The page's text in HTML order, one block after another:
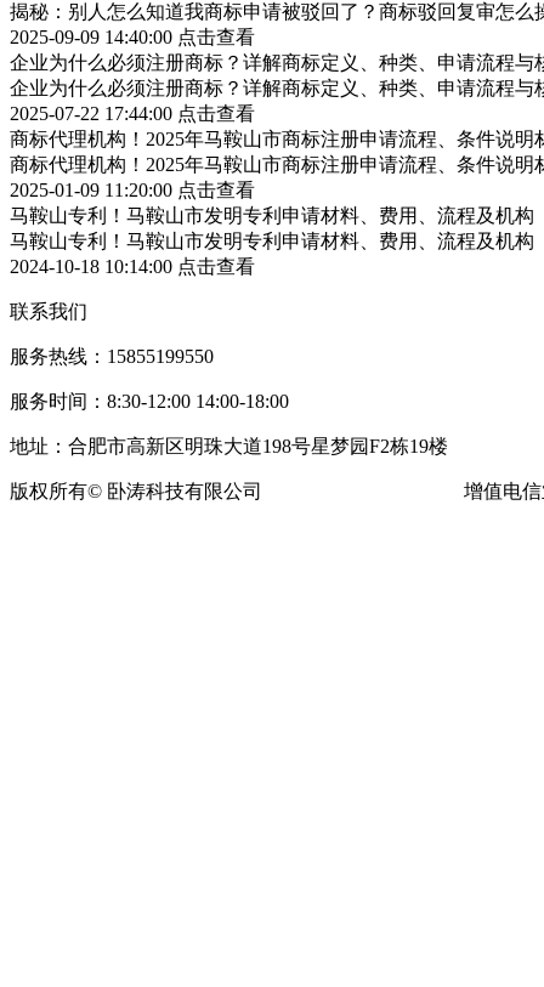
揭秘：别人怎么知道我商标申请被驳回了？商标驳回复审怎么
2025-09-09 14:40:00 点击查看
企业为什么必须注册商标？详解商标定义、种类、申请流程与
企业为什么必须注册商标？详解商标定义、种类、申请流程与
2025-07-22 17:44:00 点击查看
商标代理机构！2025年马鞍山市商标注册申请流程、条件说明
商标代理机构！2025年马鞍山市商标注册申请流程、条件说明
2025-01-09 11:20:00 点击查看
马鞍山专利！马鞍山市发明专利申请材料、费用、流程及机构
马鞍山专利！马鞍山市发明专利申请材料、费用、流程及机构
2024-10-18 10:14:00 点击查看
联系我们
服务热线：15855199550
服务时间：8:30-12:00 14:00-18:00
地址：合肥市高新区明珠大道198号星梦园F2栋19楼
版权所有© 卧涛科技有限公司 增值电